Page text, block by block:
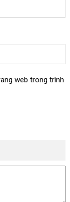
web trong trình